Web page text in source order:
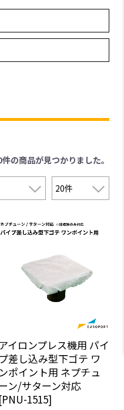
件の商品が見つかりました。
アイロンプレス機用 パイ
プ差し込み型下ゴテ ワ
ンポイント用 ネプチュ
ン/サターン対応
[PNU-1515]